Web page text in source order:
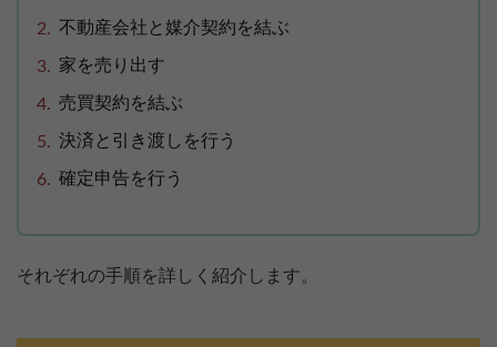
不動産会社と媒介契約を結ぶ
家を売り出す
売買契約を結ぶ
決済と引き渡しを行う
確定申告を行う
それぞれの手順を詳しく紹介します。